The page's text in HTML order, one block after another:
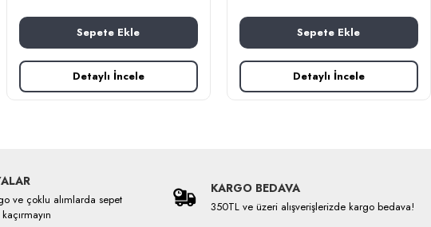
Sepete Ekle
Detaylı İncele
Sepete Ekle
Detaylı İncele
ve çoklu alımlarda sepet
KARGO BEDAVA
350TL ve üzeri alışverişlerizde kargo bedava!